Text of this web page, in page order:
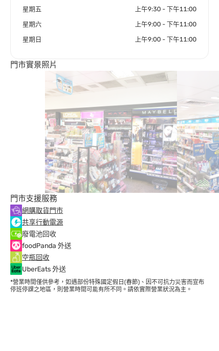
星期五 上午9:30 - 下午11:00
星期六 上午9:00 - 下午11:00
星期日 上午9:00 - 下午11:00
門市實景照片
門市支援服務
網購取貨門市
共享行動電源
廢電池回收
foodPanda 外送
空瓶回收
UberEats 外送
*營業時間僅供參考，如遇部份特殊國定假日(春節)、因不可抗力災害而宣布
停班停課之地區，則營業時間可能有所不同。請依實際營業狀況為主。